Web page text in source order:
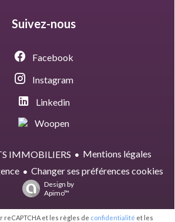
Suivez-nous
Facebook
Instagram
Linkedin
Woopen
IMMOBILIERS
Mentions légales
Changer ses préférences cookies
Design by
Apimo™
reCAPTCHA et les règles de confidentialité et les